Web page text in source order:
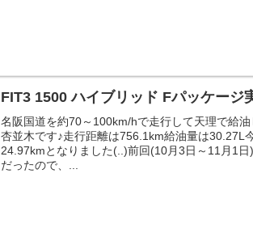
FIT3 1500 ハイブリッド Fパッケージ
名阪国道を約70～100km/hで走行して天理で給
杏並木です♪走行距離は756.1km給油量は30.27L
24.97kmとなりました(..)前回(10月3日～11月1
だったので、...